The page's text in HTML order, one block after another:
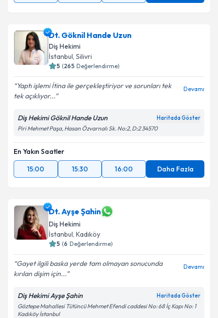
Dt. Göknil Hande Uzun
Diş Hekimi
İstanbul, Silivri
5 (265 Değerlendirme)
Yaptı işlemi İtina ile gerçekleştiriyor ve sorunları tek
tek açıklıyor...
Devamı
Diş Hekimi Göknil Hande Uzun Haritada Göster
Piri Mehmet Paşa, Hasan Özvarnalı Sk. No:2, D:2 34570
En Yakın Saatler
15:00
15:30 16:00 Daha Fazla
Dt. Ayşe Şahin
Diş Hekimi
İstanbul, Kadıköy
5 (6 Değerlendirme)
Gayet ilgili baska yerde tam olmayan sonucunda
kırılan dişim için...
Devamı
Diş Hekimi Ayşe Şahin Haritada Göster
Göztepe Mahallesi Tütüncü Mehmet Efendi caddesi No: 68 İç Kapı No: 1
Kadıköy İstanbul